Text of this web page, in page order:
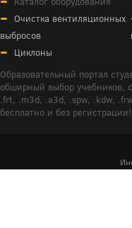
Очистка вентиляционных
выбросов
Циклоны
Образовательный портал
обширный выбор учебников,
.frt, .m3d, .a3d, .spw, .kdw,
бесплатно и без регистрации!